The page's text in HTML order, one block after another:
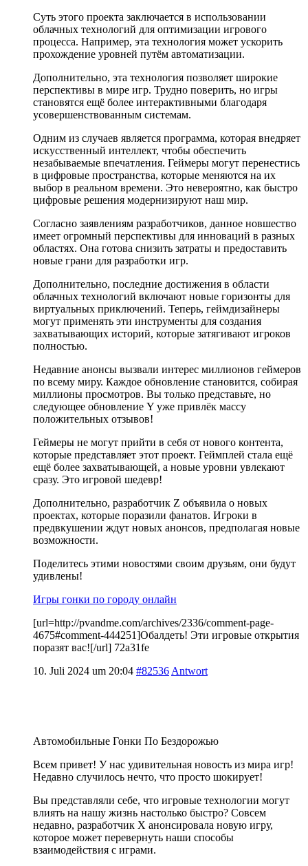
Суть этого проекта заключается в использовании
облачных технологий для оптимизации игрового
процесса. Например, эта технология может ускорить
прохождение уровней путём автоматизации.
Дополнительно, эта технология позволяет широкие
перспективы в мире игр. Трудно поверить, но игры
становятся ещё более интерактивными благодаря
усовершенствованным системам.
Одним из случаев является программа, которая внедряет
искусственный интеллект, чтобы обеспечить
незабываемые впечатления. Геймеры могут перенестись
в цифровые пространства, которые меняются на их
выбор в реальном времени. Это невероятно, как быстро
цифровые решения модернизируют наш мир.
Согласно заявлениям разработчиков, данное новшество
имеет огромный перспективы для инноваций в разных
областях. Она готова снизить затраты и предоставить
новые грани для разработки игр.
Дополнительно, последние достижения в области
облачных технологий включают новые горизонты для
виртуальных приключений. Теперь, геймдизайнеры
могут применять эти инструменты для создания
захватывающих историй, которые затягивают игроков
полностью.
Недавние анонсы вызвали интерес миллионов геймеров
по всему миру. Каждое обновление становится, собирая
миллионы просмотров. Вы только представьте, но
следующее обновление Y уже привлёк массу
положительных отзывов!
Геймеры не могут прийти в себя от нового контента,
которые представляет этот проект. Геймплей стала ещё
ещё более захватывающей, а новые уровни увлекают
сразу. Это игровой шедевр!
Дополнительно, разработчик Z объявила о новых
проектах, которые поразили фанатов. Игроки в
предвкушении ждут новых анонсов, предполагая новые
возможности.
Поделитесь этими новостями своим друзьям, они будут
удивлены!
Игры гонки по городу онлайн
[url=http://pvandme.com/archives/2336/comment-page-
4675#comment-444251]Обалдеть! Эти игровые открытия
поразят вас![/url] 72a31fe
10. Juli 2024 um 20:04 #82536 Antwort
Автомобильные Гонки По Бездорожью
Всем привет! У нас удивительная новость из мира игр!
Недавно случилось нечто, что просто шокирует!
Вы представляли себе, что игровые технологии могут
влиять на нашу жизнь настолько быстро? Совсем
недавно, разработчик X анонсировала новую игру,
которое может перевернуть наши способы
взаимодействия с играми.